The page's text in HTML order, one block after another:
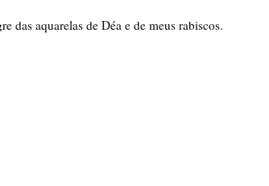
das aquarelas de Déa e de meus rabiscos.